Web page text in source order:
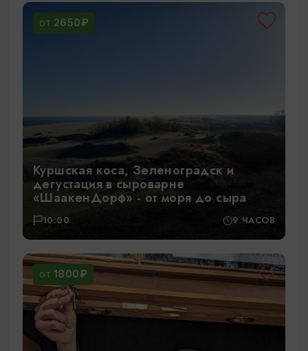
ОТ 2650₽
Куршская коса, Зеленоградск и
дегустация в сыроварне
«ШаакенДорф» - от моря до сыра
10:00 9 ЧАСОВ
ОТ 1800₽